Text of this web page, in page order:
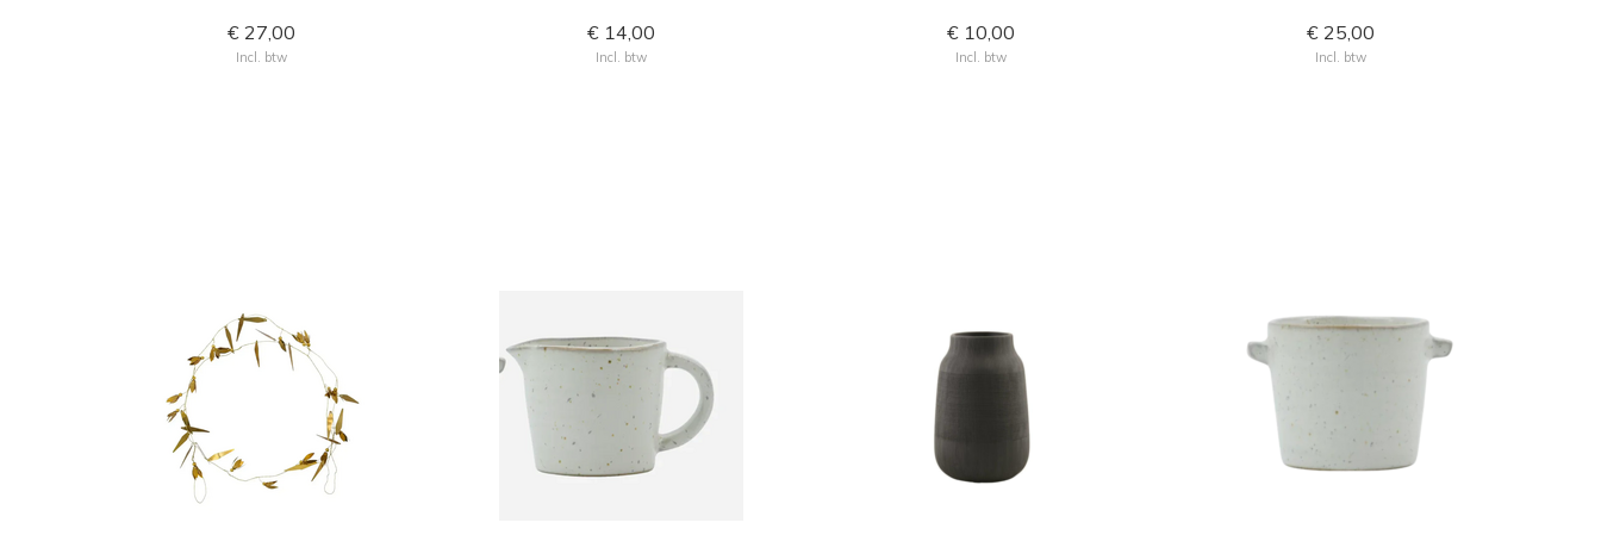
€ 27,00
Incl. btw
€ 14,00
Incl. btw
€ 10,00
Incl. btw
€ 25,00
Incl. btw